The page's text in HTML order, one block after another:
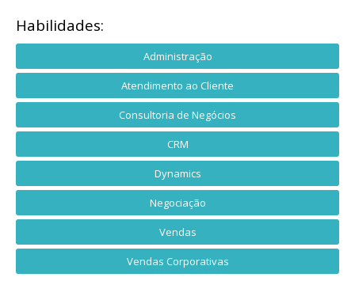
Habilidades:
Administração
Atendimento ao Cliente
Consultoria de Negócios
CRM
Dynamics
Negociação
Vendas
Vendas Corporativas